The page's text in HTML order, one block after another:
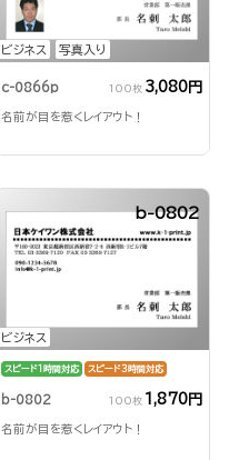
ビジネス 写真入り
c-0866p 100枚 3,080円
名前が目を惹くレイアウト！
ビジネス
b-0802
スピード1時間対応 スピード3時間対応
b-0802 100枚 1,870円
名前が目を惹くレイアウト！